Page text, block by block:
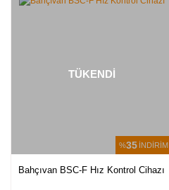
%35 İNDİRİM
TÜKENDİ
Bahçıvan BSC-F Hız Kontrol Cihazı